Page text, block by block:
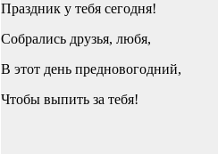
Праздник у тебя сегодня!
Собрались друзья, любя,
В этот день предновогодний,
Чтобы выпить за тебя!